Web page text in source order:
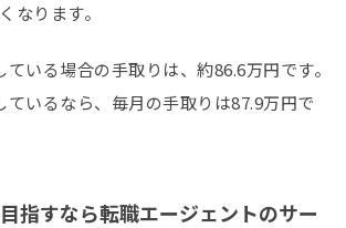
なります。
いる場合の手取りは、約86.6万円です。
ているなら、毎月の手取りは87.9万円で
指すなら転職エージェントのサー